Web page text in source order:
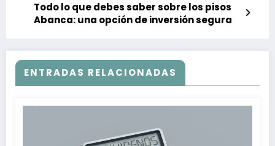
Todo lo que debes saber sobre los pisos
Abanca: una opción de inversión segura
ENTRADAS RELACIONADAS